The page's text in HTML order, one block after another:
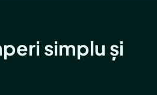
simplu și